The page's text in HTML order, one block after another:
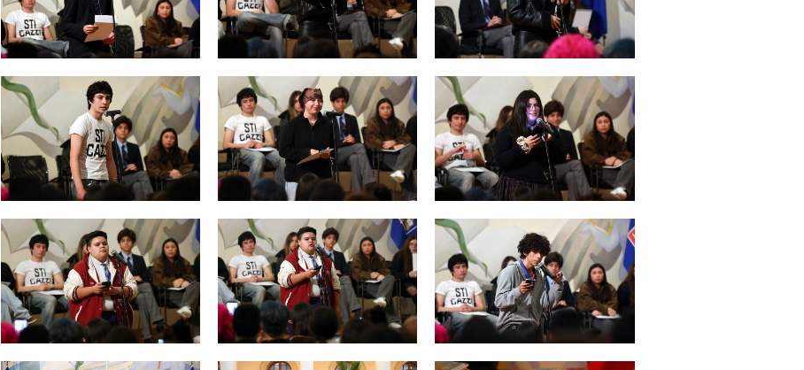
Zoom Zoom Zoom
Zoom Zoom Zoom